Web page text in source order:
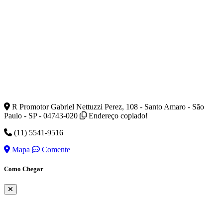
R Promotor Gabriel Nettuzzi Perez, 108 - Santo Amaro - São
Paulo - SP - 04743-020
Endereço copiado!
(11) 5541-9516
Mapa
Comente
Como Chegar